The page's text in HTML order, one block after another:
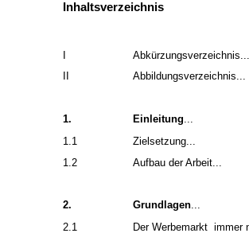
Inhaltsverzeichnis
I Abkürzungsverzeichnis...
Abbildungsverzeichnis...
1. Einleitung...
1.1
Zielsetzung...
1.2
Aufbau der Arbeit...
2. Grundlagen...
2.1
Der Werbemarkt ­ immer